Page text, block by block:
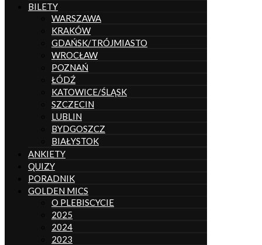
BILETY
WARSZAWA
KRAKÓW
GDAŃSK/TRÓJMIASTO
WROCŁAW
POZNAŃ
ŁÓDŹ
KATOWICE/ŚLĄSK
SZCZECIN
LUBLIN
BYDGOSZCZ
BIAŁYSTOK
ANKIETY
QUIZY
PORADNIK
GOLDEN MICS
O PLEBISCYCIE
2025
2024
2023